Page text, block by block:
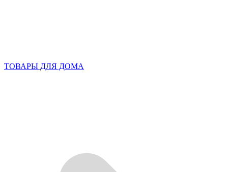
ТОВАРЫ ДЛЯ ДОМА